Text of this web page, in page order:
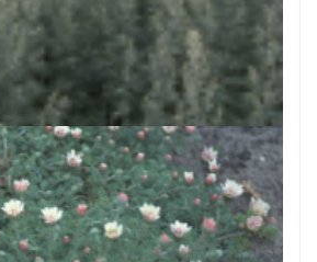
Absintalsem
Artemisia absinthium